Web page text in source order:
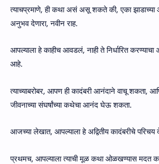
त्याचप्रमाणे, ही कथा असं असू शकते की, एका झाडाच्या
अनुभव देणारा, नवीन राह.
आपल्याला हे काहीच आवडलं, नाही ते निर्धारित
आहे.
त्याच्याबरोबर, आपण ही कादंबरी आनंदाने वाचू शकता,
जीवनाच्या संघर्षांच्या कथेचा आनंद घेऊ शकता.
आजच्या लेखात, आपल्याला हे अद्वितीय कादंबरीचे
प्रथमच, आपल्याला त्याची मूळ कथा ओळखण्यास मदत